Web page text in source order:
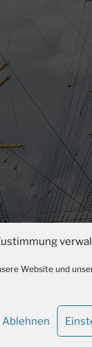
Website und
Ablehnen